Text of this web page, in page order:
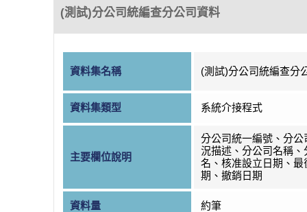
(測試)分公司統編查分公司資料
資料集名稱 (測試)分公司統編查分
資料集類型 系統介接程式
主要欄位說明
分公司統一編號、分公
況描述、分公司名稱、
名、核准設立日期、最
期、撤銷日期
資料量 約筆